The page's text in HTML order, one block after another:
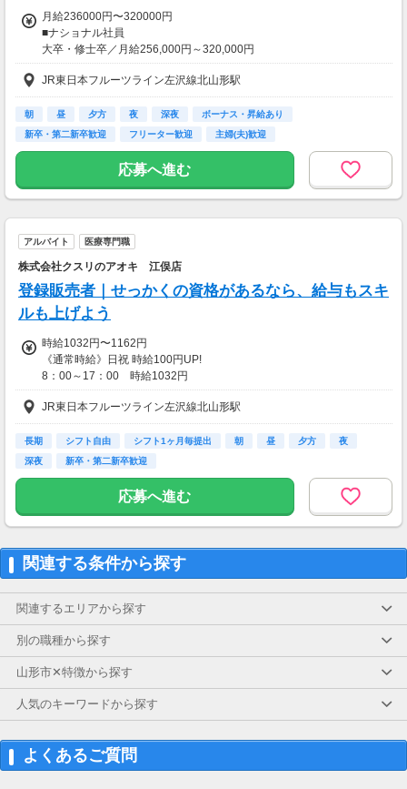
月50,000円を上限として支給いたします
月給236000円〜320000円
■ナショナル社員
大卒・修士卒／月給256,000円～320,000円
高校・短大・専門卒／月給236,000円～320,000円
～年収例～
年収356万円／入社1年目
年収500万円／入社3年目・店長
一部支給
JR東日本フルーツライン左沢線北山形駅
朝 昼 夕方 夜 深夜
ボーナス・昇給あり
新卒・第二新卒歓迎
フリーター歓迎 主婦(夫)歓迎
応募へ進む
アルバイト 医療専門職
株式会社クスリのアオキ 江俣店
登録販売者｜せっかくの資格があるなら、給与もスキ
ルも上げよう
時給1032円〜1162円
《通常時給》日祝 時給100円UP!
8：00～17：00 時給1032円
17：00～22：00 時給1032円
22時以降 25％増し（営業店舗のみ）
【手当】
登録販売者資格手当（時給＋30円）
JR東日本フルーツライン左沢線北山形駅
長期 シフト自由 シフト1ヶ月毎提出 朝 昼 夕方
夜
深夜
新卒・第二新卒歓迎
応募へ進む
関連する条件から探す
関連するエリアから探す
別の職種から探す
山形市✕特徴から探す
人気のキーワードから探す
よくあるご質問